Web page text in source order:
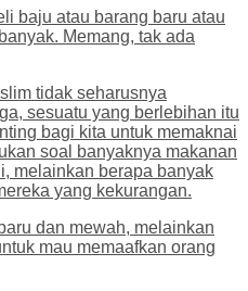
baju atau barang baru atau
Memang, tak ada
tidak seharusnya
sesuatu yang berlebihan itu
bagi kita untuk memaknai
soal banyaknya makanan
melainkan berapa banyak
yang kekurangan.
dan mewah, melainkan
mau memaafkan orang